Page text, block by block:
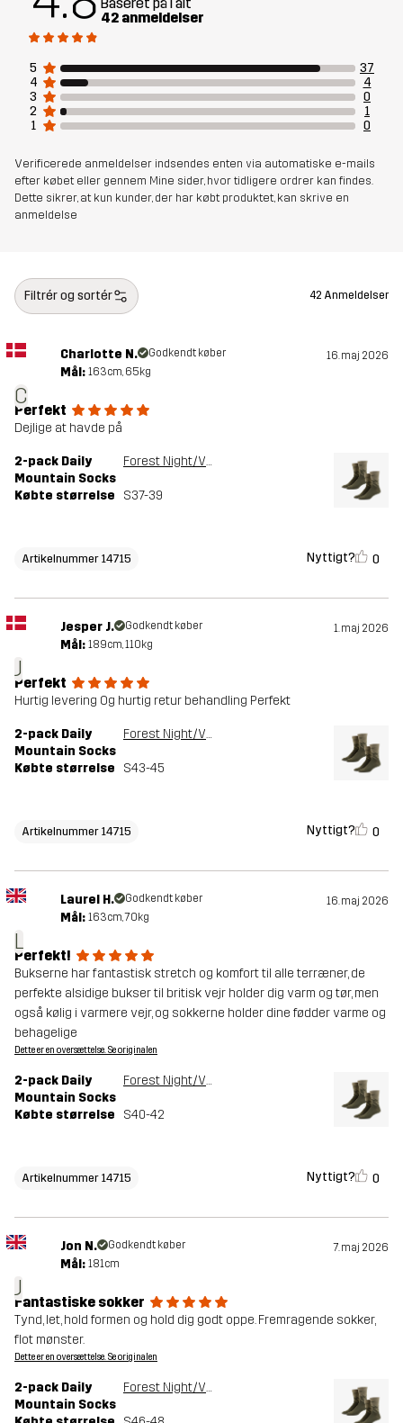
42 anmeldelser
5
37
4
4
3
0
2
1
1
0
Verificerede anmeldelser indsendes enten via automatiske e-mails
efter købet eller gennem Mine sider, hvor tidligere ordrer kan findes.
Dette sikrer, at kun kunder, der har købt produktet, kan skrive en
anmeldelse
Filtrér og sortér 42 Anmeldelser
C
Charlotte N. Godkendt køber 16. maj 2026
Mål: 163cm, 65kg
Perfekt
Dejlige at havde på
2-pack Daily
Mountain Socks
Forest Night/Vetiver Green
Købte størrelse S37-39
Artikelnummer 14715 Nyttigt? 0
J
Jesper J. Godkendt køber 1. maj 2026
Mål: 189cm, 110kg
Perfekt
Hurtig levering Og hurtig retur behandling Perfekt
2-pack Daily
Mountain Socks
Forest Night/Vetiver Green
Købte størrelse S43-45
Artikelnummer 14715 Nyttigt? 0
L
Laurel H. Godkendt køber 16. maj 2026
Mål: 163cm, 70kg
Perfekt!
Bukserne har fantastisk stretch og komfort til alle terræner, de
perfekte alsidige bukser til britisk vejr holder dig varm og tør, men
også kølig i varmere vejr, og sokkerne holder dine fødder varme og
behagelige
Dette er en oversættelse. Se originalen
2-pack Daily
Mountain Socks
Forest Night/Vetiver Green
Købte størrelse S40-42
Artikelnummer 14715 Nyttigt? 0
J
Jon N. Godkendt køber 7. maj 2026
Mål: 181cm
Fantastiske sokker
Tynd, let, hold formen og hold dig godt oppe. Fremragende sokker,
flot mønster.
Dette er en oversættelse. Se originalen
2-pack Daily
Mountain Socks
Forest Night/Vetiver Green